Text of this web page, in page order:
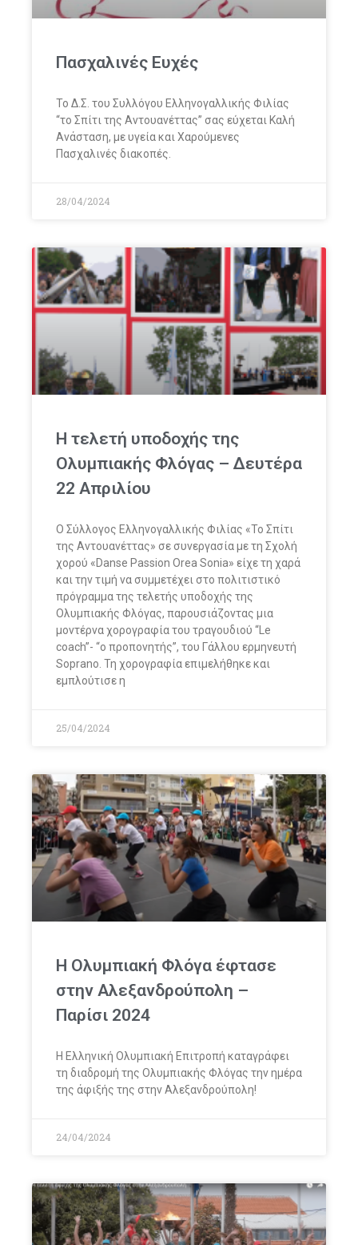
Πασχαλινές Ευχές
To Δ.Σ. του Συλλόγου Ελληνογαλλικής Φιλίας
“το Σπίτι της Αντουανέττας” σας εύχεται Καλή
Ανάσταση, με υγεία και Χαρούμενες
Πασχαλινές διακοπές.
28/04/2024
Η τελετή υποδοχής της
Ολυμπιακής Φλόγας – Δευτέρα
22 Απριλίου
Ο Σύλλογος Ελληνογαλλικής Φιλίας «Το Σπίτι
της Αντουανέττας» σε συνεργασία με τη Σχολή
χορού «Danse Passion Orea Sonia» είχε τη χαρά
και την τιμή να συμμετέχει στο πολιτιστικό
πρόγραμμα της τελετής υποδοχής της
Ολυμπιακής Φλόγας, παρουσιάζοντας μια
μοντέρνα χορογραφία του τραγουδιού “Le
coach”- “ο προπονητής”, του Γάλλου ερμηνευτή
Soprano. Τη χορογραφία επιμελήθηκε και
εμπλούτισε η
25/04/2024
Η Ολυμπιακή Φλόγα έφτασε
στην Αλεξανδρούπολη –
Παρίσι 2024
Η Ελληνική Ολυμπιακή Επιτροπή καταγράφει
τη διαδρομή της Ολυμπιακής Φλόγας την ημέρα
της άφιξής της στην Αλεξανδρούπολη!
24/04/2024